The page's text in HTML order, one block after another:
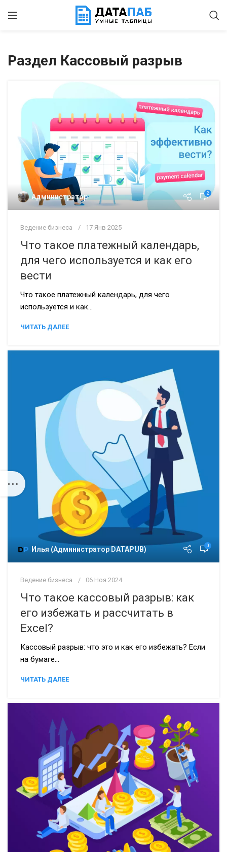
Раздел Кассовый разрыв
Администратор 2
Ведение бизнеса 17 Янв 2025
Что такое платежный календарь,
для чего используется и как его
вести
Что такое платежный календарь, для чего
используется и как...
ЧИТАТЬ ДАЛЕЕ
Илья (Администратор DATAPUB) 0
Ведение бизнеса 06 Ноя 2024
Что такое кассовый разрыв: как
его избежать и рассчитать в
Excel?
Кассовый разрыв: что это и как его избежать? Если
на бумаге...
ЧИТАТЬ ДАЛЕЕ